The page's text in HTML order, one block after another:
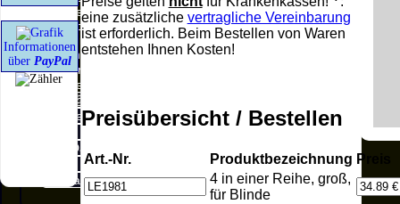
eine zusätzliche vertragliche Vereinbarung
ist erforderlich. Beim Bestellen von Waren
entstehen Ihnen Kosten!
Preisübersicht / Bestellen
Art.-Nr. Produktbezeichnung Preis
4 in einer Reihe, groß,
für Blinde
Informationen
überPayPal
zu eigen. Diese Erklärung gilt für alle auf unserer
Homepage angebrachten Links.
Die Europäische Kommission stellt eine Plattform
zur Online-Streitbeilegung (OS) bereit. Die
Plattform finden Sie unter
Unsere E-Mailadresse lautet:
info@realspeak.de
Seitenanfang
Impressum
Datenschutz
Kontakt
Links
Katalog (PDF)
Sitemap